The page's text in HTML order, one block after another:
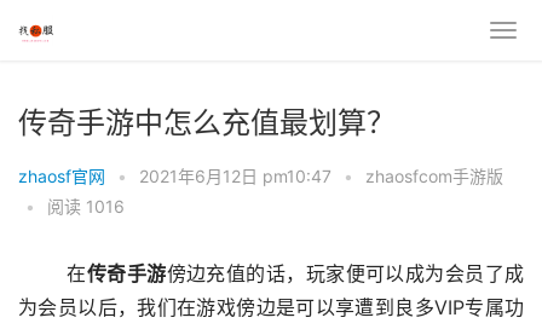
传奇手游中怎么充值最划算？
zhaosf官网 • 2021年6月12日 pm10:47 •
zhaosfcom手游版
•
阅读 1016
	在
传奇手游傍边充值的话，玩家便可以成为会员了成
为会员以后，我们在游戏傍边是可以享遭到良多VIP专属功